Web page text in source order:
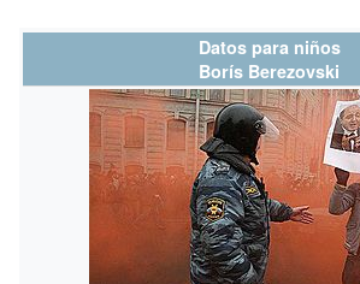
Datos para niños
Borís Berezovski